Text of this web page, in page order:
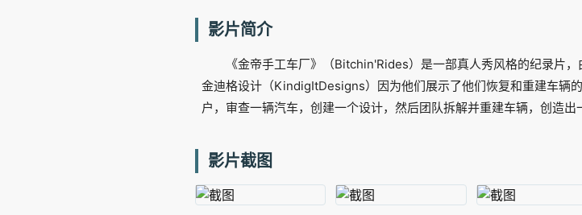
影片简介
《金帝手工车厂》（Bitchin'Rides）是一部真人秀风格的纪录片
金迪格设计（KindigItDesigns）因为他们展示了他们恢复和重建车辆
户，审查一辆汽车，创建一个设计，然后团队拆解并重建车辆，创造出
影片截图